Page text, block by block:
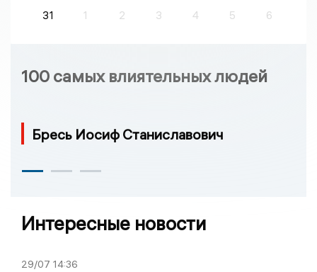
31
1 2 3 4 5 6
100 самых влиятельных людей
Бресь Иосиф Станиславович
Интересные новости
29/07 14:36